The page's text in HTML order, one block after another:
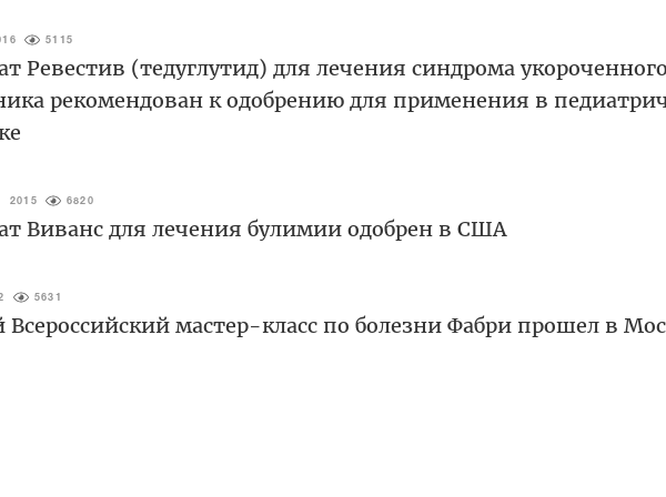
5115
Ревестив (тедуглутид) для лечения синдрома укороченного
рекомендован к одобрению для применения в
2015 6820
Виванс для лечения булимии одобрен в США
5631
мастер-класс по болезни Фабри прошел в